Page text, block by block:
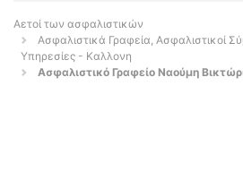
Αετοί των ασφαλιστικών
Ασφαλιστικά Γραφεία, Ασφαλιστικοί
Υπηρεσίες - Καλλονη
Ασφαλιστικό Γραφείο Ναούμη